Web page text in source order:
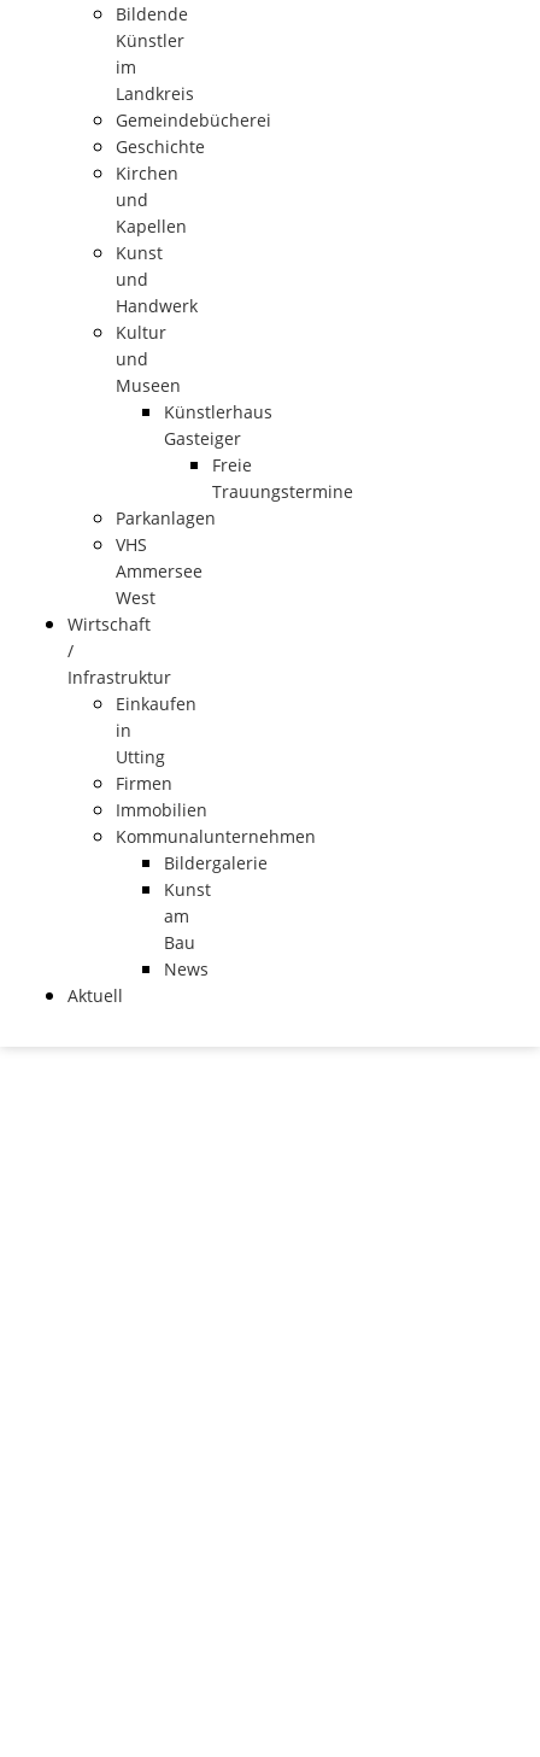
Bildende
Künstler
im
Landkreis
Gemeindebücherei
Geschichte
Kirchen
und
Kapellen
Kunst
und
Handwerk
Kultur
und
Museen
Künstlerhaus
Gasteiger
Freie
Trauungstermine
Parkanlagen
VHS
Ammersee
West
Wirtschaft
/
Infrastruktur
Einkaufen
in
Utting
Firmen
Immobilien
Kommunalunternehmen
Bildergalerie
Kunst
am
Bau
News
Aktuell